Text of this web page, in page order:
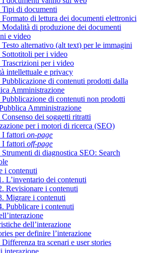
Tipi di documenti
Formato di lettura dei documenti elettronici
Modalità di produzione dei documenti
e video
Testo alternativo (alt text) per le immagini
Sottotitoli per i video
Trascrizioni per i video
intellettuale e privacy
Pubblicazione di contenuti prodotti dalla
Amministrazione
Pubblicazione di contenuti non prodotti
Amministrazione
dei soggetti ritratti
per i motori di ricerca (SEO)
I fattori on-page
I fattori off-page
di diagnostica SEO: Search
i contenuti
L’inventario dei contenuti
Revisionare i contenuti
Migrare i contenuti
Pubblicare i contenuti
dell’interazione
per definire l’interazione
Differenza tra scenari e user stories
interazione